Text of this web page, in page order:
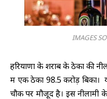
IMAGES
हरियाणा के शराब के ठेकों की
में एक ठेका 98.5 करोड़ बिका।
चौक पर मौजूद है। इस नीलामी